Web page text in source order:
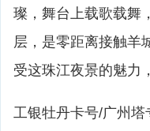
璨，舞台上载歌载舞
层，是零距离接触羊
受这珠江夜景的魅力
工银牡丹卡号/广州塔